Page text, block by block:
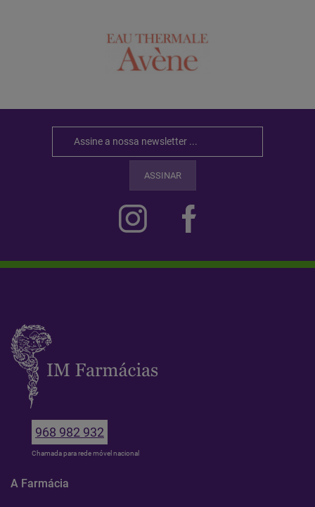
ASSINAR
968 982 932
Chamada para rede móvel nacional
A Farmácia